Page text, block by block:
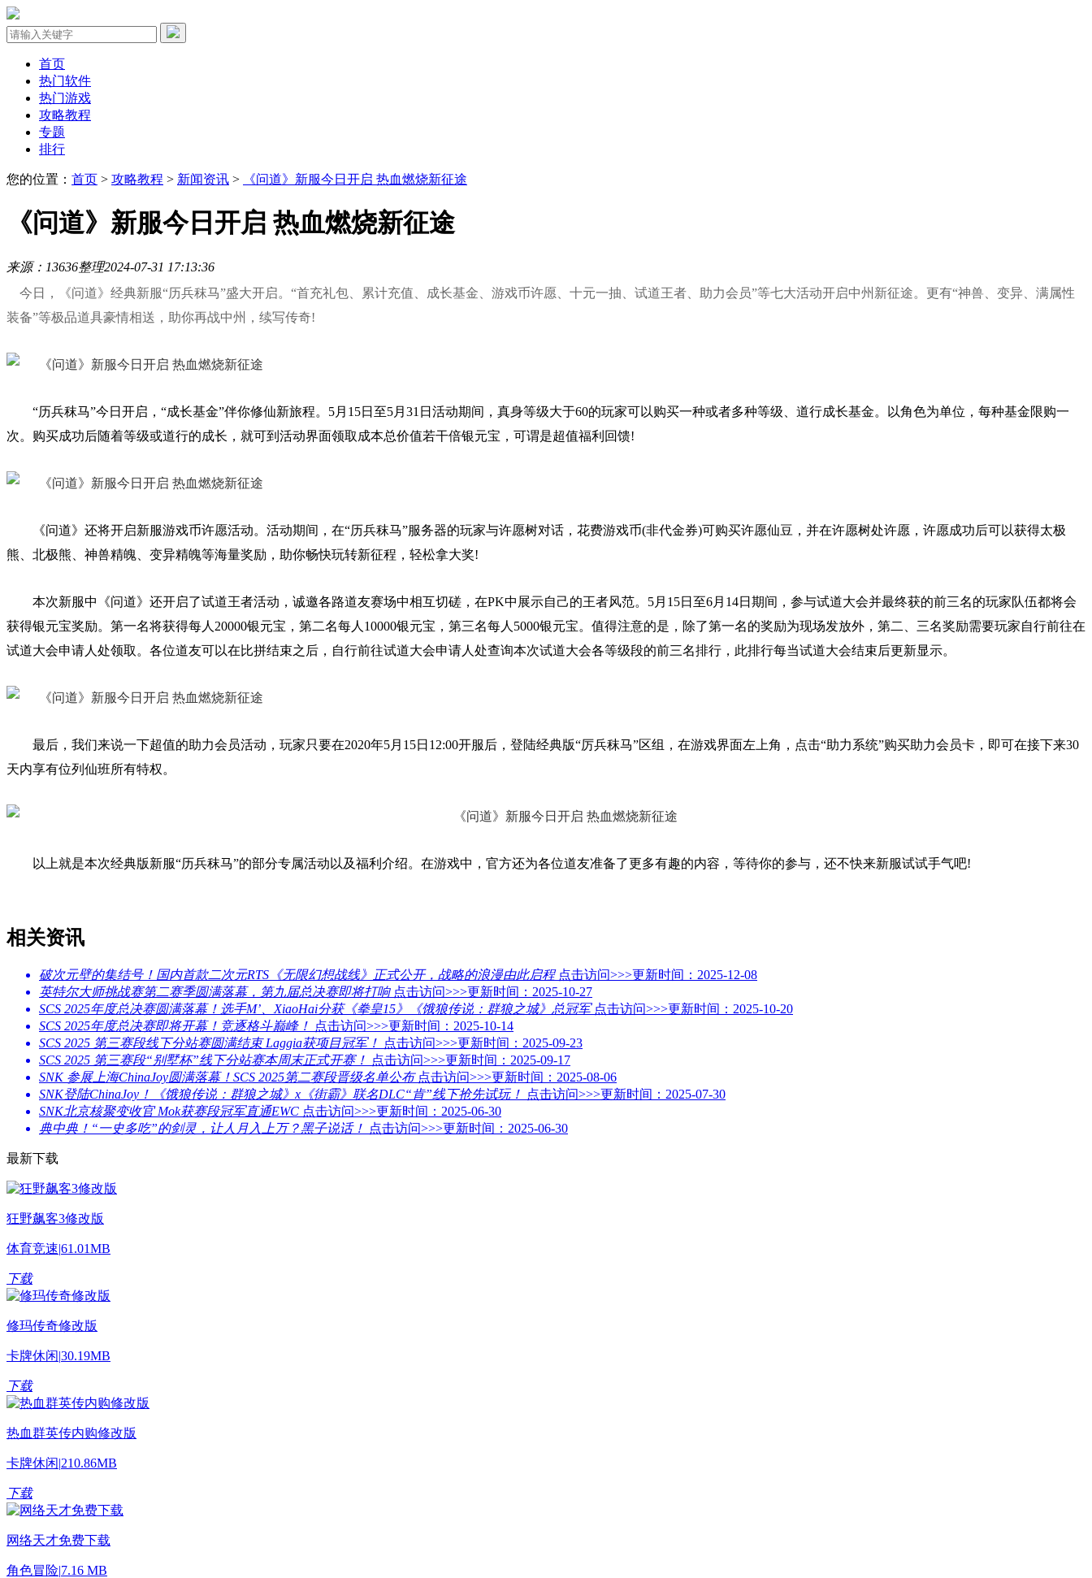
首页
热门软件
热门游戏
攻略教程
专题
排行
您的位置： 首页 > 攻略教程 > 新闻资讯 > 《问道》新服今日开启 热血燃烧新征途
《问道》新服今日开启 热血燃烧新征途
来源：13636整理2024-07-31 17:13:36
今日，《问道》经典新服“历兵秣马”盛大开启。“首充礼包、累计充值、成长基金、游戏币许愿、十元一抽、试道王者、助力会员”等七大活动开启中州新征途。更有“神兽、变异、满属性
装备”等极品道具豪情相送，助你再战中州，续写传奇!
“历兵秣马”今日开启，“成长基金”伴你修仙新旅程。5月15日至5月31日活动期间，真身等级大于60的玩家可以购买一种或者多种等级、道行成长基金。以角色为单位，每种基金限购一
次。购买成功后随着等级或道行的成长，就可到活动界面领取成本总价值若干倍银元宝，可谓是超值福利回馈!
《问道》还将开启新服游戏币许愿活动。活动期间，在“历兵秣马”服务器的玩家与许愿树对话，花费游戏币(非代金券)可购买许愿仙豆，并在许愿树处许愿，许愿成功后可以获得太极
熊、北极熊、神兽精魄、变异精魄等海量奖励，助你畅快玩转新征程，轻松拿大奖!
本次新服中《问道》还开启了试道王者活动，诚邀各路道友赛场中相互切磋，在PK中展示自己的王者风范。5月15日至6月14日期间，参与试道大会并最终获的前三名的玩家队伍都将会
获得银元宝奖励。第一名将获得每人20000银元宝，第二名每人10000银元宝，第三名每人5000银元宝。值得注意的是，除了第一名的奖励为现场发放外，第二、三名奖励需要玩家自行前往在
试道大会申请人处领取。各位道友可以在比拼结束之后，自行前往试道大会申请人处查询本次试道大会各等级段的前三名排行，此排行每当试道大会结束后更新显示。
最后，我们来说一下超值的助力会员活动，玩家只要在2020年5月15日12:00开服后，登陆经典版“厉兵秣马”区组，在游戏界面左上角，点击“助力系统”购买助力会员卡，即可在接下来30
天内享有位列仙班所有特权。
以上就是本次经典版新服“历兵秣马”的部分专属活动以及福利介绍。在游戏中，官方还为各位道友准备了更多有趣的内容，等待你的参与，还不快来新服试试手气吧!
相关资讯
破次元壁的集结号！国内首款二次元RTS《无限幻想战线》正式公开，战略的浪漫由此启程 点击访问>>>更新时间：2025-12-08
英特尔大师挑战赛第二赛季圆满落幕，第九届总决赛即将打响 点击访问>>>更新时间：2025-10-27
SCS 2025年度总决赛圆满落幕！选手M’、XiaoHai分获《拳皇15》《饿狼传说：群狼之城》总冠军 点击访问>>>更新时间：2025-10-20
SCS 2025年度总决赛即将开幕！竞逐格斗巅峰！ 点击访问>>>更新时间：2025-10-14
SCS 2025 第三赛段线下分站赛圆满结束 Laggia获项目冠军！ 点击访问>>>更新时间：2025-09-23
SCS 2025 第三赛段“别墅杯”线下分站赛本周末正式开赛！ 点击访问>>>更新时间：2025-09-17
SNK 参展上海ChinaJoy圆满落幕！SCS 2025第二赛段晋级名单公布 点击访问>>>更新时间：2025-08-06
SNK登陆ChinaJoy！《饿狼传说：群狼之城》x《街霸》联名DLC“肯”线下抢先试玩！ 点击访问>>>更新时间：2025-07-30
SNK北京核聚变收官 Mok获赛段冠军直通EWC 点击访问>>>更新时间：2025-06-30
典中典！“一史多吃”的剑灵，让人月入上万？黑子说话！ 点击访问>>>更新时间：2025-06-30
最新下载
狂野飙客3修改版
体育竞速|61.01MB
下载
修玛传奇修改版
卡牌休闲|30.19MB
下载
热血群英传内购修改版
卡牌休闲|210.86MB
下载
网络天才免费下载
角色冒险|7.16 MB